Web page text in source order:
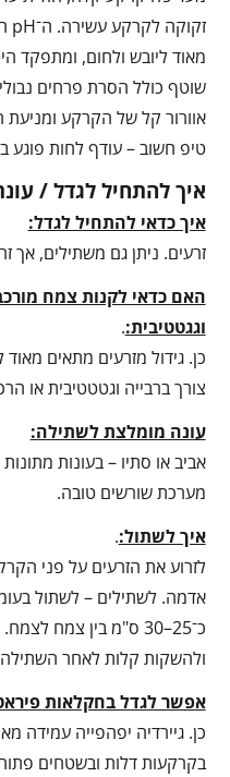
מאוד ליובש ולחום, ומתפקד
שוטף כולל הסרת פרחים
אוורור קל של הקרקע
טיפ חשוב – עודף לחות פוגע
איך להתחיל לגדל /
איך כדאי להתחיל לגדל:
זרעים. ניתן גם משתילים, אך
האם כדאי לקנות צמח
וגגטטיבית:.
כן. גידול מזרעים מתאים מאוד
צורך ברבייה וגטטטיבית או
עונה מומלצת לשתילה:
אביב או סתיו – בעונות
מערכת שורשים טובה.
איך לשתול:.
לזרוע את הזרעים על פני
אדמה. לשתילים – לשתול
כ־25–30 ס"מ בין צמח
ולהשקות קלות לאחר
אפשר לגדל בחקלאות
כן. גיירדיה יפהפייה עמידה
בקרקעות דלות ובשטחים